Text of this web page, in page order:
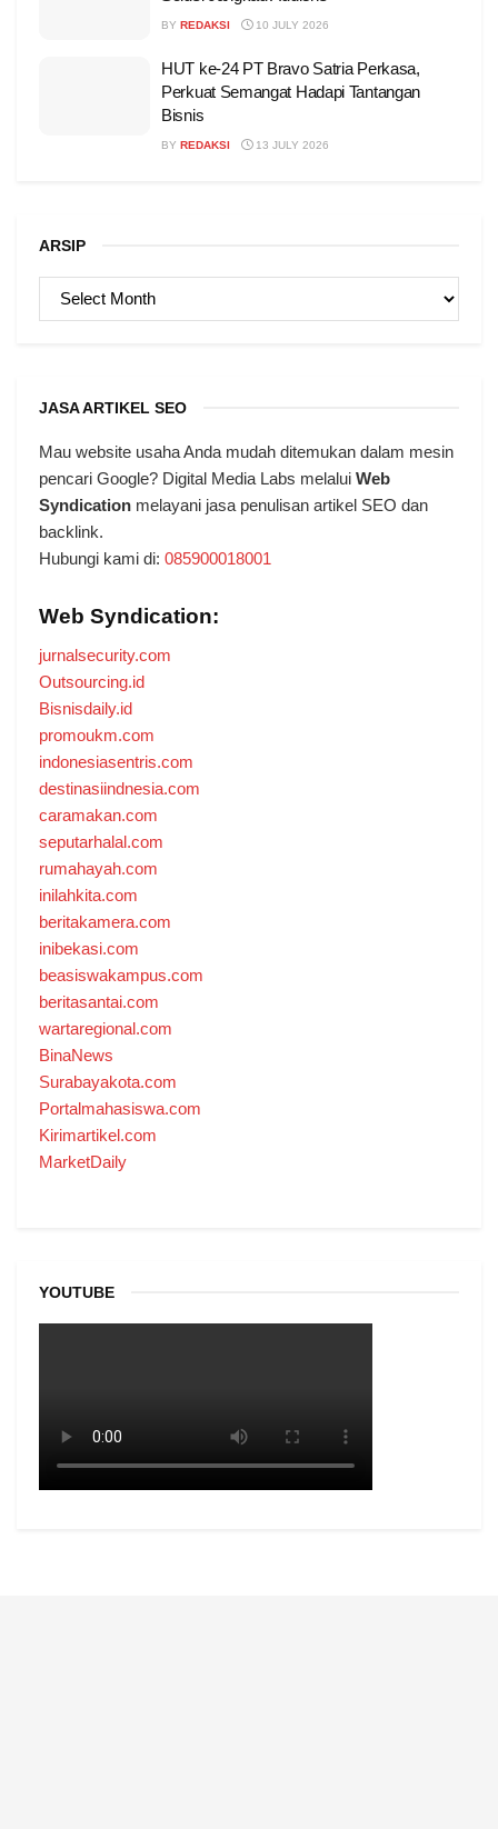
BY REDAKSI 10 JULY 2026
HUT ke-24 PT Bravo Satria Perkasa,
Perkuat Semangat Hadapi Tantangan
Bisnis
BY REDAKSI 13 JULY 2026
ARSIP
ARSIP
JASA ARTIKEL SEO
Mau website usaha Anda mudah ditemukan dalam mesin
pencari Google? Digital Media Labs melalui Web
Syndication melayani jasa penulisan artikel SEO dan
backlink.
Hubungi kami di: 085900018001
Web Syndication:
jurnalsecurity.com
Outsourcing.id
Bisnisdaily.id
promoukm.com
indonesiasentris.com
destinasiindnesia.com
caramakan.com
seputarhalal.com
rumahayah.com
inilahkita.com
beritakamera.com
inibekasi.com
beasiswakampus.com
beritasantai.com
wartaregional.com
BinaNews
Surabayakota.com
Portalmahasiswa.com
Kirimartikel.com
MarketDaily
YOUTUBE